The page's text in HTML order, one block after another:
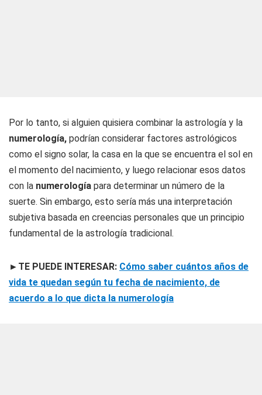
Por lo tanto, si alguien quisiera combinar la astrología y la
numerología, podrían considerar factores astrológicos
como el signo solar, la casa en la que se encuentra el sol en
el momento del nacimiento, y luego relacionar esos datos
con la numerología para determinar un número de la
suerte. Sin embargo, esto sería más una interpretación
subjetiva basada en creencias personales que un principio
fundamental de la astrología tradicional.
►TE PUEDE INTERESAR: Cómo saber cuántos años de
vida te quedan según tu fecha de nacimiento, de
acuerdo a lo que dicta la numerología